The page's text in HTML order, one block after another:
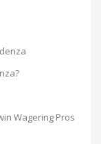
Wagering Pros